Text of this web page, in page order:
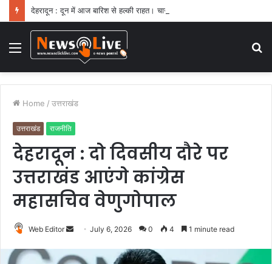
देहरादून : दून में आज बारिश से हल्की राहत। चार जिलों में येलो अलर्ट
Menu
Home / उत्तराखंड
उत्तराखंड राजनीति
देहरादून : दो दिवसीय दौरे पर
उत्तराखंड आएंगे कांग्रेस
महासचिव वेणुगोपाल
Web Editor
n
July 6, 2026 0 4 1 minute read